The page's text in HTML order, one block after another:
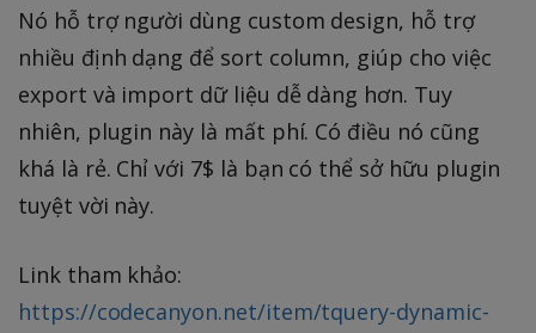
Nó hỗ trợ người dùng custom design, hỗ trợ
nhiều định dạng để sort column, giúp cho việc
export và import dữ liệu dễ dàng hơn. Tuy
nhiên, plugin này là mất phí. Có điều nó cũng
khá là rẻ. Chỉ với 7$ là bạn có thể sở hữu plugin
tuyệt vời này.
Link tham khảo:
https://codecanyon.net/item/tquery-dynamic-